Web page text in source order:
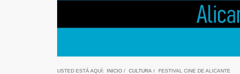
USTED ESTÁ AQUÍ: INICIO/ CULTURA / FESTIVAL CINE DE ALICANTE